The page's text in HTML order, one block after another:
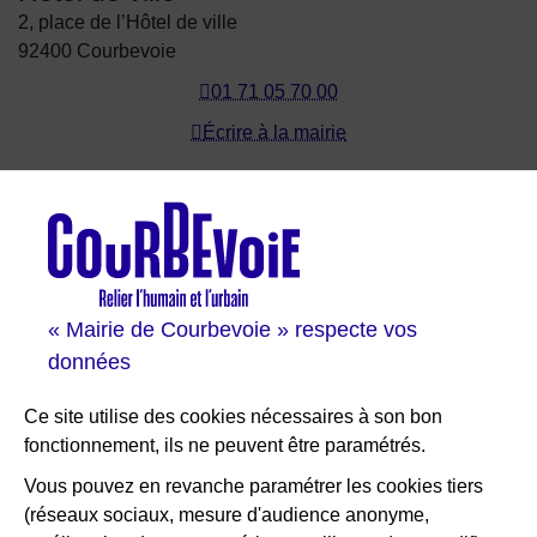
« Mairie de Courbevoie » respecte vos
données
Ce site utilise des cookies nécessaires à son bon
fonctionnement, ils ne peuvent être paramétrés.
Vous pouvez en revanche paramétrer les cookies tiers
(réseaux sociaux, mesure d'audience anonyme,
2, place de l’Hôtel de ville
92400 Courbevoie
01 71 05 70 00
Écrire à la mairie
Les sites de Courbevoie
Courbevoie espace famille
Val Courbevoie
Sortir à Courbevoie
Solutions entreprises
Portail des bibliothèques
Je participe Courbevoie
RESTEZ INFORMÉ